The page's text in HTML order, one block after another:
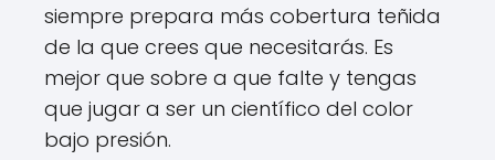
siempre prepara más cobertura teñida
de la que crees que necesitarás. Es
mejor que sobre a que falte y tengas
que jugar a ser un científico del color
bajo presión.